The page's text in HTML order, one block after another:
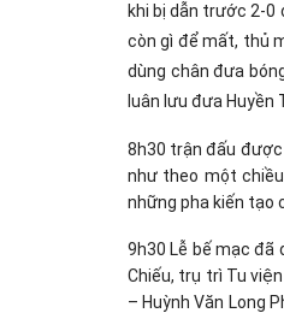
khi bị dẫn trước 2-0
còn gì để mất, thủ
dùng chân đưa
luân lưu đưa Huyền
8h30 trận đấu được
như theo một
những pha kiến tạo
9h30 Lễ bế mạc đã
Chiếu, trụ trì Tu
– Huỳnh Văn Long